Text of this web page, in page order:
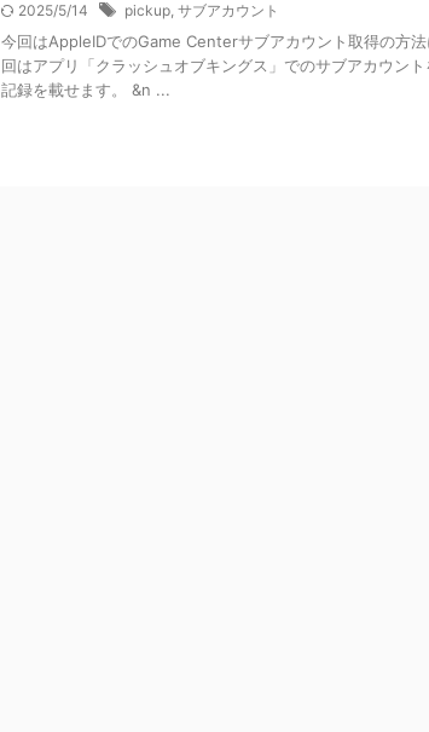
2025/5/14 pickup, サブアカウント
今回はAppleIDでのGame Centerサブアカウント取得の方
回はアプリ「クラッシュオブキングス」でのサブアカウン
記録を載せます。 &n ...